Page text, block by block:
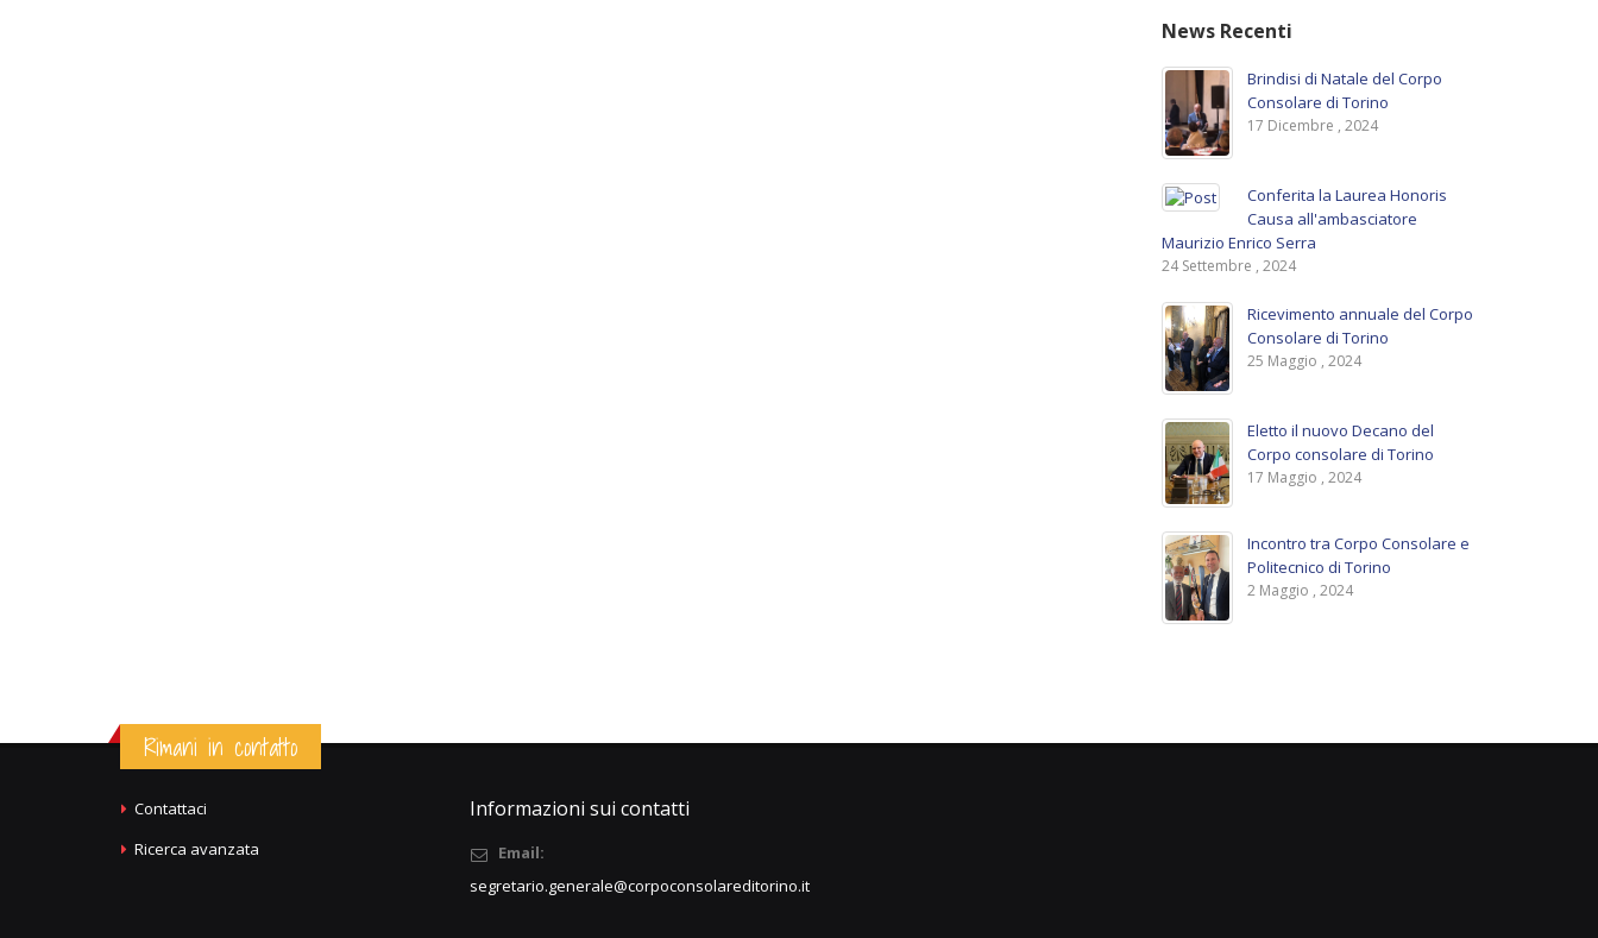
News Recenti
Brindisi di Natale del Corpo
Consolare di Torino
17 Dicembre , 2024
Conferita la Laurea Honoris
Causa all'ambasciatore
Maurizio Enrico Serra
24 Settembre , 2024
Ricevimento annuale del Corpo
Consolare di Torino
25 Maggio , 2024
Eletto il nuovo Decano del
Corpo consolare di Torino
17 Maggio , 2024
Incontro tra Corpo Consolare e
Politecnico di Torino
2 Maggio , 2024
Rimani in contatto
Contattaci
Ricerca avanzata
Informazioni sui contatti
Email:
segretario.generale@corpoconsolareditorino.it